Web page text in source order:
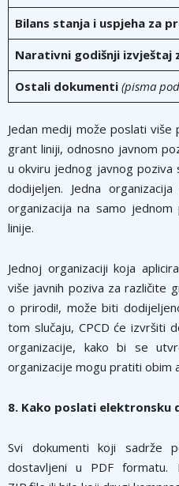
Bilans stanja i uspjeha za
Narativni godišnji izvještaj
Ostali dokumenti (pisma
Jedan medij može poslati
grant liniji, odnosno javnom
u okviru jednog javnog
dodijeljen. Jedna
organizacija na samo
linije.
Jednoj organizaciji koja
više javnih poziva za različite
o prirodi!, može biti
tom slučaju, CPCD će izvršiti
organizacije, kako bi se
organizacije mogu pratiti obim
8. Kako poslati elektronsku
Svi dokumenti koji sadrže
dostavljeni u PDF formatu.